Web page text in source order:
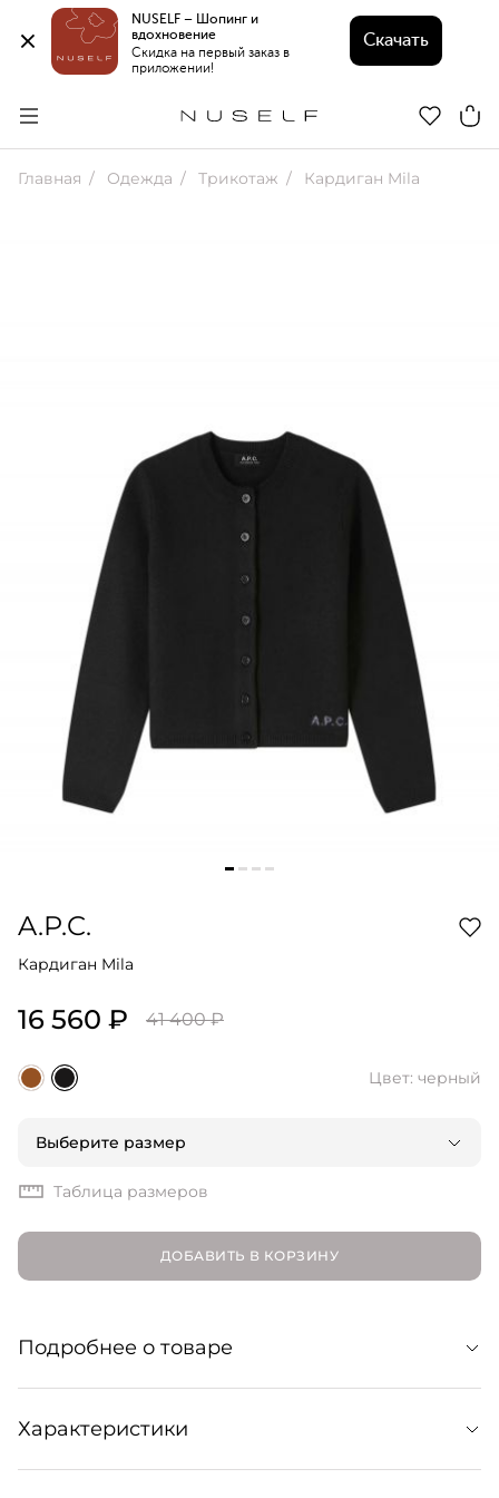
NUSELF – Шопинг и
вдохновение
Скидка на первый заказ в
приложении!
Скачать
Главная Одежда Трикотаж Кардиган Mila
A.P.C.
Кардиган Mila
16 560 ₽ 41 400 ₽
Цвет: черный
Выберите размер
Таблица размеров
ДОБАВИТЬ В КОРЗИНУ
Подробнее о товаре
Кардиган Mila с ребристыми манжетами, горловиной и
поясом выполнен из шерсти мериноса. Теплый и
незаменимый в гардеробе — представлен в трех
Характеристики